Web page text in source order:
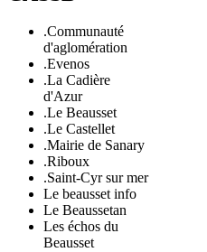
.Communauté
d'aglomération
.Evenos
.La Cadière
d'Azur
.Le Beausset
.Le Castellet
.Mairie de Sanary
.Riboux
.Saint-Cyr sur mer
Le beausset info
Le Beaussetan
Les échos du
Beausset